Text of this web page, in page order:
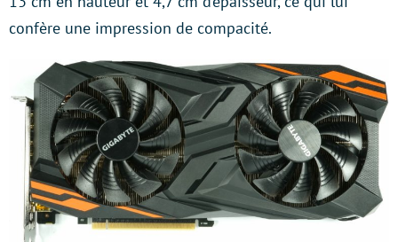
confère une impression de compacité.